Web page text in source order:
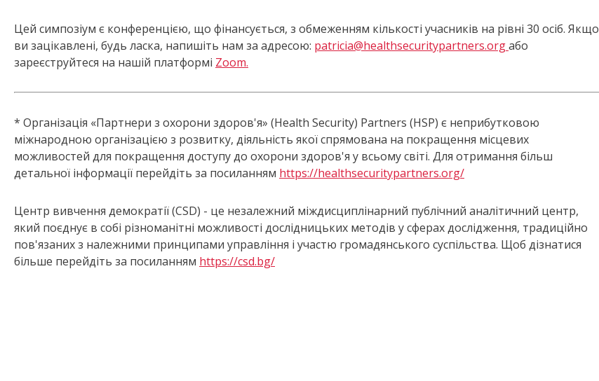
Цей симпозіум є конференцією, що фінансується, з обмеженням кількості учасників на рівні 30 осіб. Якщо
ви зацікавлені, будь ласка, напишіть нам за адресою: patricia@healthsecuritypartners.orgабо
зареєструйтеся на нашій платформі Zoom.
* Організація «Партнери з охорони здоров'я» (Health Security) Partners (HSP) є неприбутковою
міжнародною організацією з розвитку, діяльність якої спрямована на покращення місцевих
можливостей для покращення доступу до охорони здоров'я у всьому світі. Для отримання більш
детальної інформації перейдіть за посиланням https://healthsecuritypartners.org/
Центр вивчення демократії (CSD) - це незалежний міждисциплінарний публічний аналітичний центр,
який поєднує в собі різноманітні можливості дослідницьких методів у сферах дослідження, традиційно
пов'язаних з належними принципами управління і участю громадянського суспільства. Щоб дізнатися
більше перейдіть за посиланням https://csd.bg/